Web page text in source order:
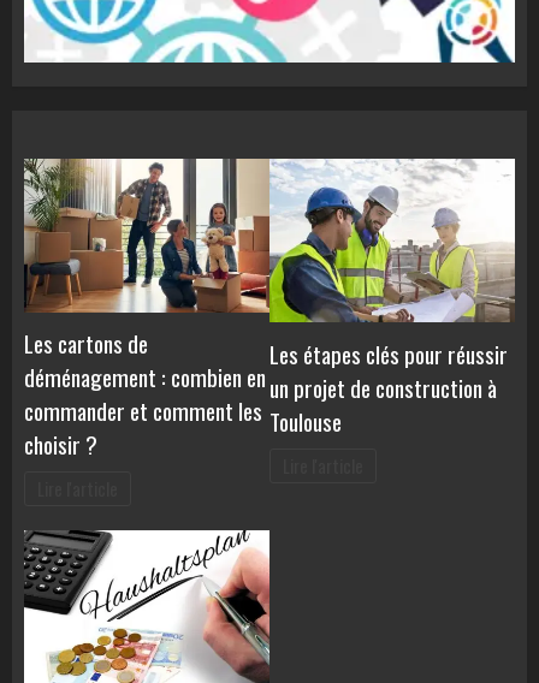
Les cartons de
déménagement : combien en
commander et comment les
choisir ?
Les étapes clés pour réussir
un projet de construction à
Toulouse